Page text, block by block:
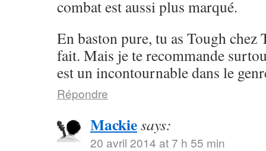
combat est aussi plus marqué.
En baston pure, tu as Tough chez
fait. Mais je te recommande
est un incontournable dans le
Répondre
Mackiesays:
20 avril 2014 at 7 h 55 min